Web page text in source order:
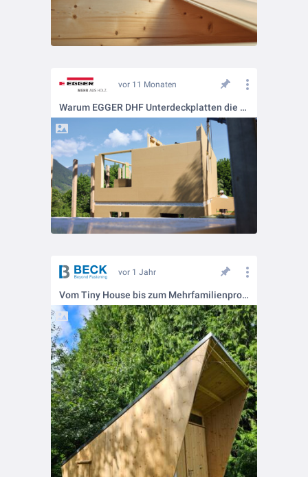
vor 11 Monaten
Warum EGGER DHF Unterdeckplatten die beste Wahl sind
vor 1 Jahr
Vom Tiny House bis zum Mehrfamilienprojekt